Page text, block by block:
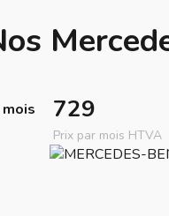
729
Prix par mois HTVA